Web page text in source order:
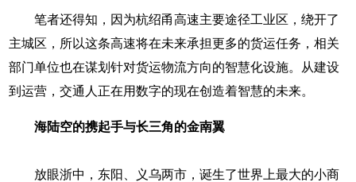
笔者还得知，因为杭绍甬高速主要途径工业区，绕开了
主城区，所以这条高速将在未来承担更多的货运任务，相关
部门单位也在谋划针对货运物流方向的智慧化设施。从建设
到运营，交通人正在用数字的现在创造着智慧的未来。
海陆空的携起手与长三角的金南翼
放眼浙中，东阳、义乌两市，诞生了世界上最大的小商